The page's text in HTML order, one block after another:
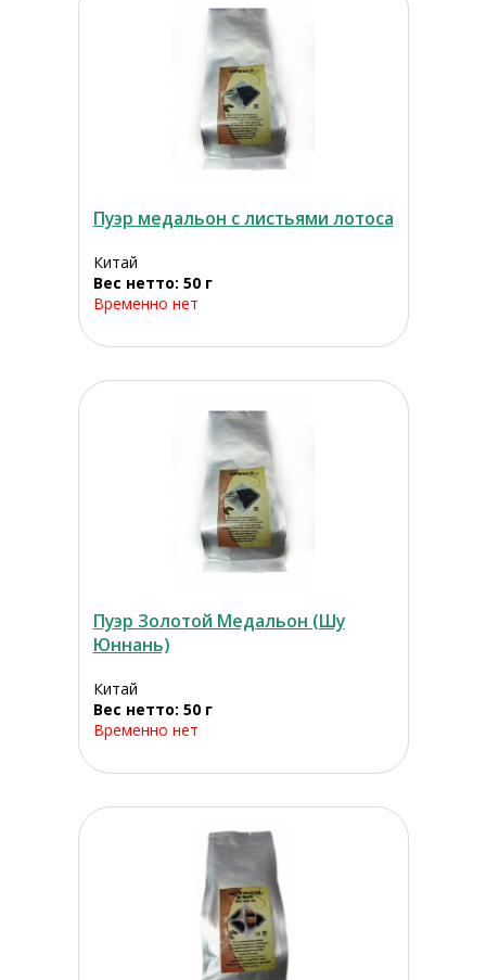
Пуэр медальон с листьями лотоса
Китай
Вес нетто: 50 г
Временно нет
Пуэр Золотой Медальон (Шу
Юннань)
Китай
Вес нетто: 50 г
Временно нет